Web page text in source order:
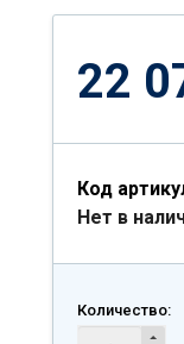
22
Код
Нет в
Количество: